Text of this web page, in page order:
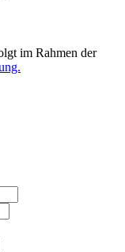
im Rahmen der